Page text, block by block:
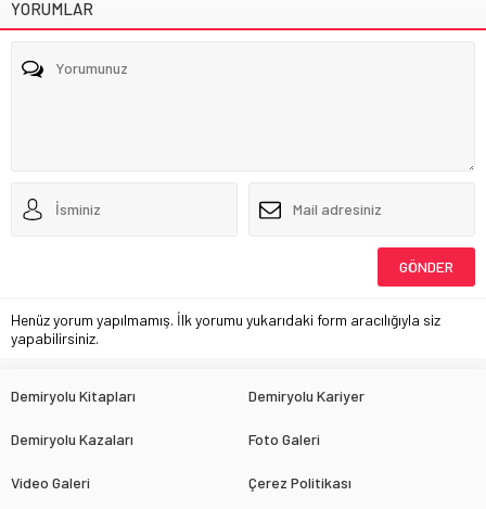
YORUMLAR
Henüz yorum yapılmamış. İlk yorumu yukarıdaki form aracılığıyla siz
yapabilirsiniz.
Demiryolu Kitapları Demiryolu Kariyer
Demiryolu Kazaları Foto Galeri
Video Galeri Çerez Politikası